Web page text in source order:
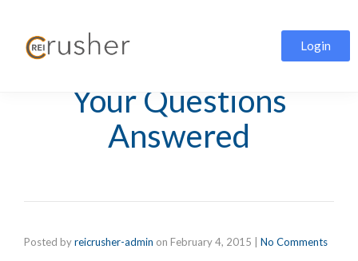
Login
Usability Testing:
Your Questions
Answered
Posted byreicrusher-admin on February 4, 2015 No Comments